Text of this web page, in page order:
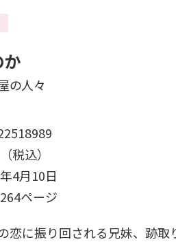
の人々
税込）
4月10日
ページ
恋に振り回される兄妹、跡